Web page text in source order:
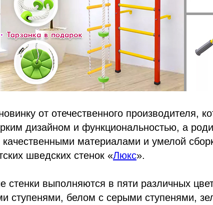
от отечественного производителя,
дизайном и функциональностью, а
качественными материалами и умелой
шведских стенок «Люкс».
стенки выполняются в пяти различных
ступенями, белом с серыми ступенями,